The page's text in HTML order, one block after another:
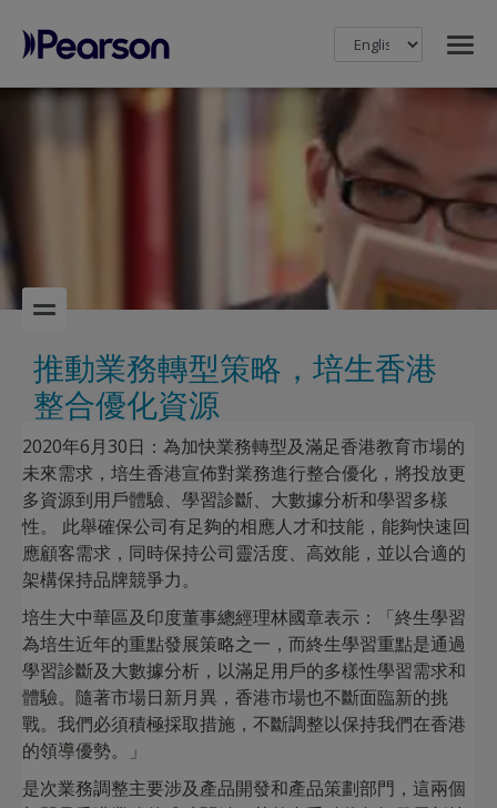
Pearson
推動業務轉型策略，培生香港
整合優化資源
2020年6月30日：為加快業務轉型及滿足香港教育市場的
未來需求，培生香港宣佈對業務進行整合優化，將投放更
多資源到用戶體驗、學習診斷、大數據分析和學習多樣
性。 此舉確保公司有足夠的相應人才和技能，能夠快速回
應顧客需求，同時保持公司靈活度、高效能，並以合適的
架構保持品牌競爭力。
培生大中華區及印度董事總經理林國章表示：「終生學習
為培生近年的重點發展策略之一，而終生學習重點是通過
學習診斷及大數據分析，以滿足用戶的多樣性學習需求和
體驗。隨著市場日新月異，香港市場也不斷面臨新的挑
戰。我們必須積極採取措施，不斷調整以保持我們在香港
的領導優勢。」
是次業務調整主要涉及產品開發和產品策劃部門，這兩個